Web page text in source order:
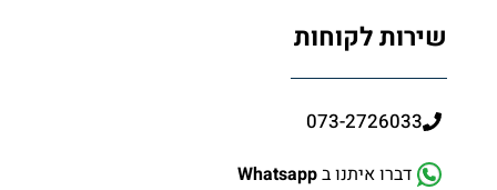
שירות לקוחות
073-2726033
דברו איתנו בWhatsapp